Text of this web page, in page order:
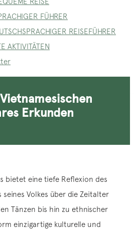
FÜHRER
REISEFÜHRER
AKTIVITÄTEN
Erkunden
bietet eine tiefe Reflexion des
seines Volkes über die Zeitalter
Tänzen bis hin zu ethnischer
einzigartige kulturelle und